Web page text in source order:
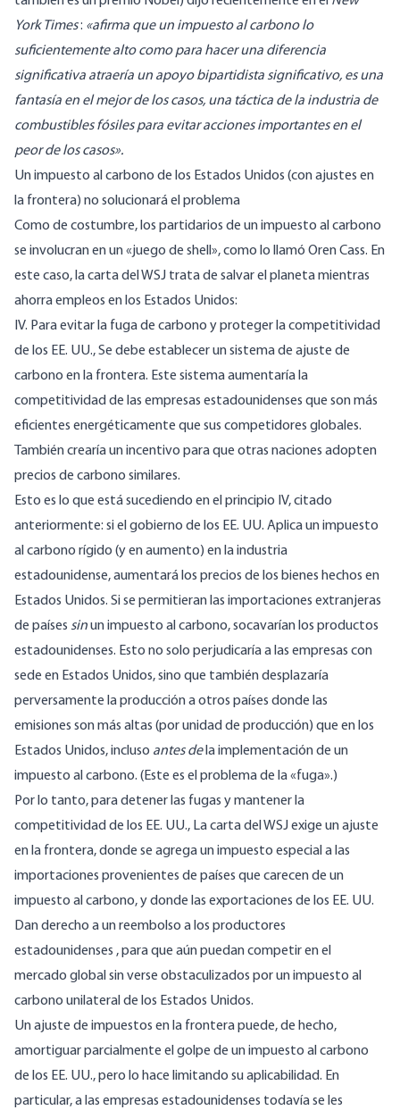
York Times: «afirma que un impuesto al carbono lo
suficientemente alto como para hacer una diferencia
significativa atraería un apoyo bipartidista significativo, es una
fantasía en el mejor de los casos, una táctica de la industria de
combustibles fósiles para evitar acciones importantes en el
peor de los casos».
Un impuesto al carbono de los Estados Unidos (con ajustes en
la frontera) no solucionará el problema
Como de costumbre, los partidarios de un impuesto al carbono
se involucran en un«juego de shell», como lo llamó Oren Cass. En
este caso, la carta del WSJ trata de salvar el planeta mientras
ahorra empleos en los Estados Unidos:
IV. Para evitar la fuga de carbono y proteger la competitividad
de los EE. UU., Se debe establecer un sistema de ajuste de
carbono en la frontera. Este sistema aumentaría la
competitividad de las empresas estadounidenses que son más
eficientes energéticamente que sus competidores globales.
También crearía un incentivo para que otras naciones adopten
precios de carbono similares.
Esto es lo que está sucediendo en el principio IV, citado
anteriormente: si el gobierno de los EE. UU. Aplica un impuesto
al carbono rígido (y en aumento) en la industria
estadounidense, aumentará los precios de los bienes hechos en
Estados Unidos. Si se permitieran las importaciones extranjeras
de países sinun impuesto al carbono, socavarían los productos
estadounidenses. Esto no solo perjudicaría a las empresas con
sede en Estados Unidos, sino que también desplazaría
perversamente la producción a otros países donde las
emisiones son más altas (por unidad de producción) que en los
Estados Unidos, incluso antes dela implementación de un
impuesto al carbono. (Este es el problema de la «fuga».)
Por lo tanto, para detener las fugas y mantener la
competitividad de los EE. UU., La carta del WSJ exige un ajuste
en la frontera, donde se agrega un impuesto especial a las
importaciones provenientes de países que carecen de un
impuesto al carbono, y donde las exportaciones de los EE. UU.
Dan derecho a un reembolso a los productores
estadounidenses , para que aún puedan competir en el
mercado global sin verse obstaculizados por un impuesto al
carbono unilateral de los Estados Unidos.
Un ajuste de impuestos en la frontera puede, de hecho,
amortiguar parcialmente el golpe de un impuesto al carbono
de los EE. UU., pero lo hace limitando su aplicabilidad. En
particular, a las empresas estadounidenses todavía se les